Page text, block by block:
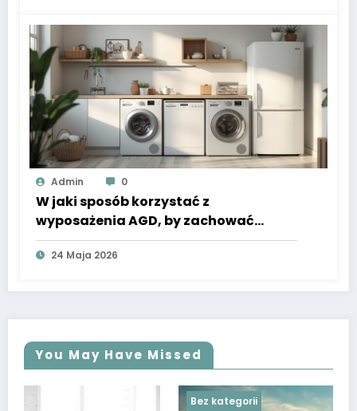
Admin 0
W jaki sposób korzystać z
wyposażenia AGD, by zachować
sprawność
24 Maja 2026
You May Have Missed